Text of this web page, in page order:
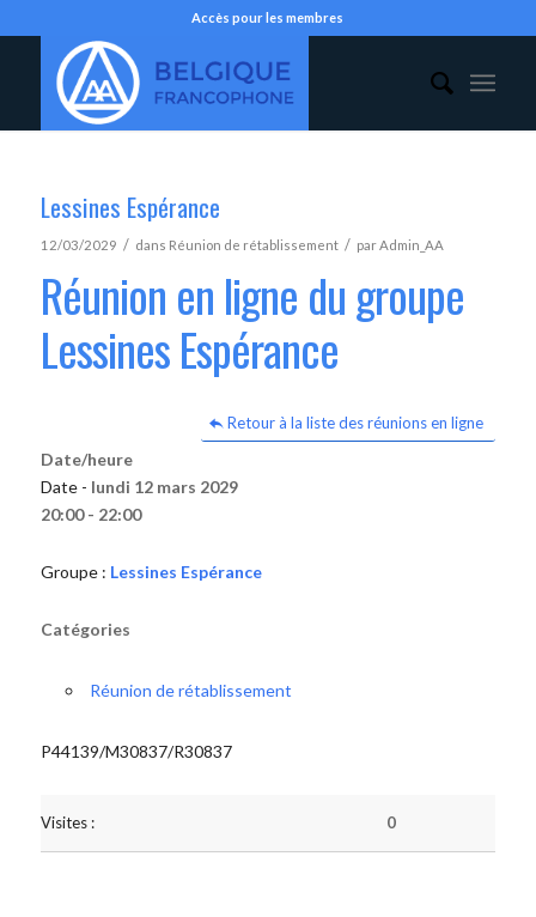
Accès pour les membres
Lessines Espérance
12/03/2029 / dans Réunion de rétablissement / parAdmin_AA
Réunion en ligne du groupe
Lessines Espérance
Retour à la liste des réunions en ligne
Date/heure
Date - lundi 12 mars 2029
20:00 - 22:00
Groupe : Lessines Espérance
Catégories
Réunion de rétablissement
P44139/M30837/R30837
Visites : 0